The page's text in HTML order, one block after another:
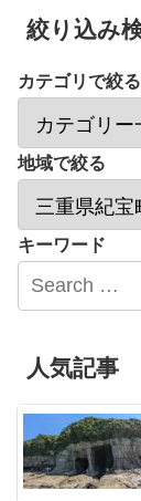
絞り込み
カテゴリで絞る
地域で絞る
キーワード
人気記事